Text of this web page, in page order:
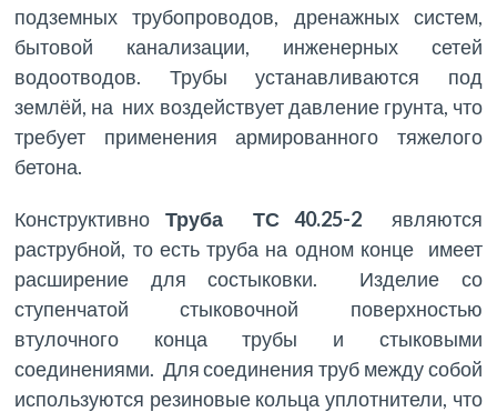
подземных трубопроводов, дренажных систем,
бытовой канализации, инженерных сетей
водоотводов. Трубы устанавливаются под
землёй, на них воздействует давление грунта, что
требует применения армированного тяжелого
бетона.
Конструктивно Труба ТС 40.25-2
являются
раструбной, то есть труба на одном конце имеет
расширение для состыковки. Изделие со
ступенчатой стыковочной поверхностью
втулочного конца трубы и стыковыми
соединениями. Для соединения труб между собой
используются резиновые кольца уплотнители, что